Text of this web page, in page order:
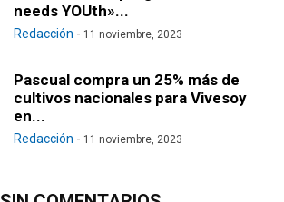
needs YOUth»...
Redacción - 11 noviembre, 2023
Pascual compra un 25% más de
cultivos nacionales para Vivesoy
en...
Redacción - 11 noviembre, 2023